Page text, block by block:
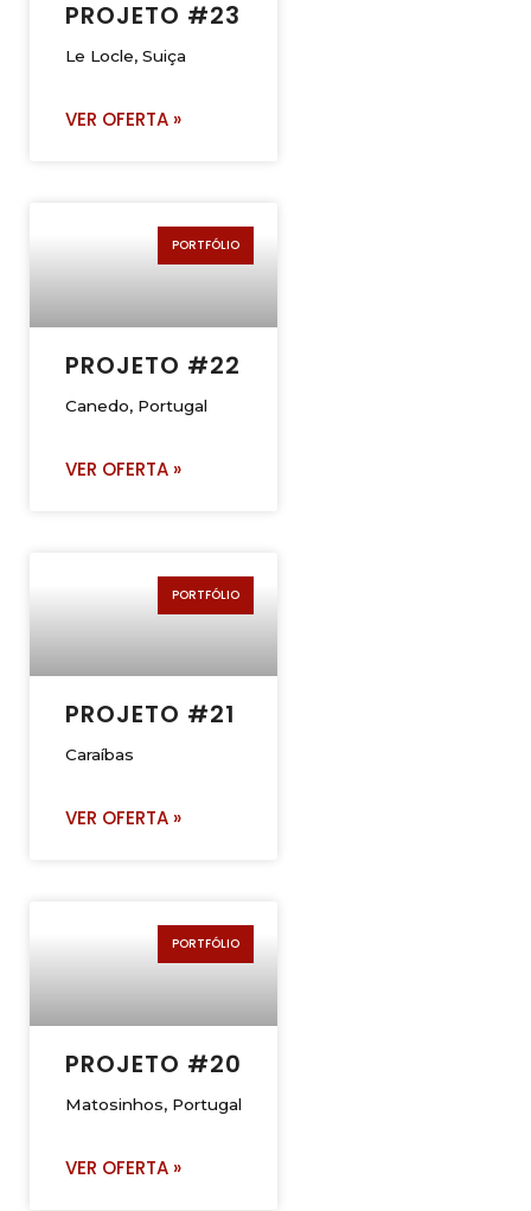
PROJETO #23
Le Locle, Suiça
VER OFERTA »
PORTFÓLIO
PROJETO #22
Canedo, Portugal
VER OFERTA »
PORTFÓLIO
PROJETO #21
Caraíbas
VER OFERTA »
PORTFÓLIO
PROJETO #20
Matosinhos, Portugal
VER OFERTA »